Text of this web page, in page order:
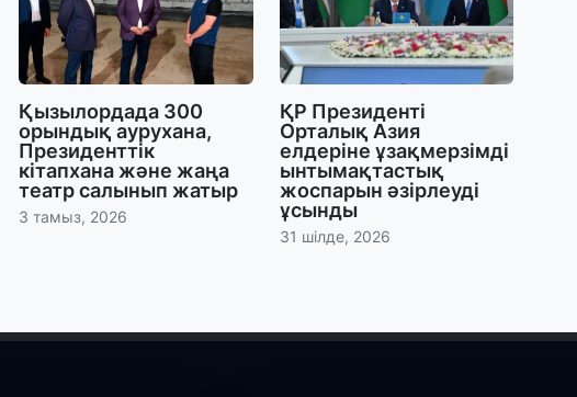
Қызылордада 300
орындық аурухана,
Президенттік
кітапхана және жаңа
театр салынып жатыр
3 тамыз, 2026
ҚР Президенті
Орталық Азия
елдеріне ұзақмерзімді
ынтымақтастық
жоспарын әзірлеуді
ұсынды
31 шілде, 2026